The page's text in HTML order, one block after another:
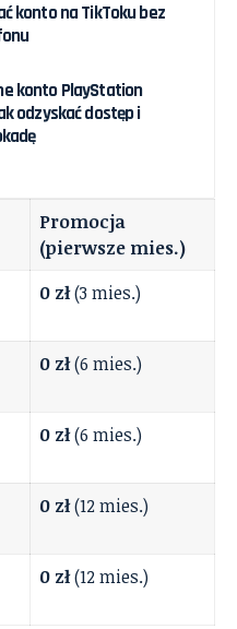
konto na TikToku bez
konto PlayStation
odzyskać dostęp i
Promocja
(pierwsze mies.)
0 zł(3 mies.)
0 zł(6 mies.)
0 zł(6 mies.)
0 zł(12 mies.)
0 zł(12 mies.)